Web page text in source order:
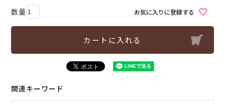
お気に入りに登録する
カートに入れる
関連キーワード